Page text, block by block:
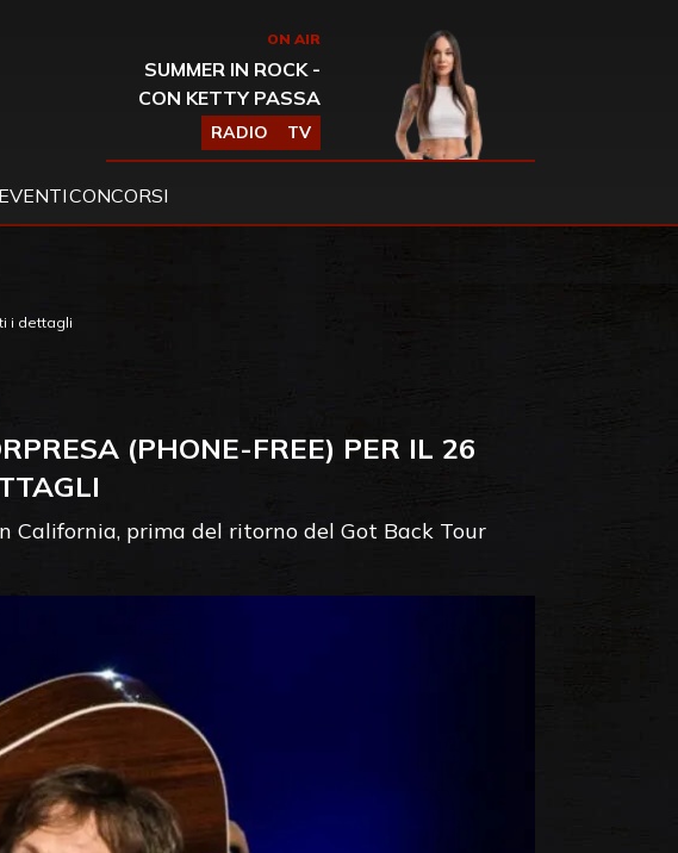
ON AIR
SUMMER IN ROCK -
CON KETTY PASSA
RADIO TV
EVENTICONCORSI
i dettagli
(PHONE-FREE) PER IL 26
prima del ritorno del Got Back Tour